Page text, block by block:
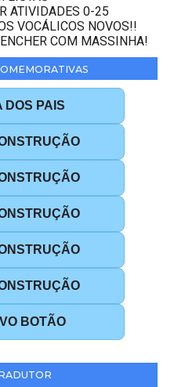
ATIVIDADES 0-25
VOCÁLICOS NOVOS!!
COM MASSINHA!
DOS PAIS
BOTÃO